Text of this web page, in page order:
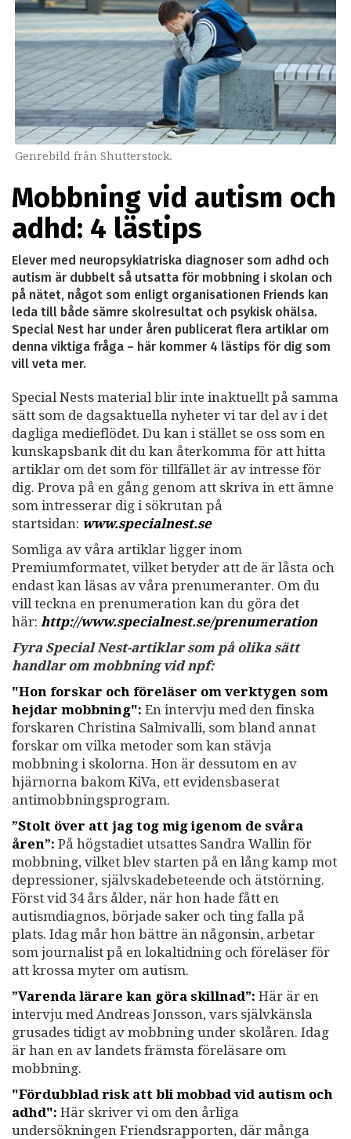
Genrebild från Shutterstock.
Mobbning vid autism och
adhd: 4 lästips
Elever med neuropsykiatriska diagnoser som adhd och
autism är dubbelt så utsatta för mobbning i skolan och
på nätet, något som enligt organisationen Friends kan
leda till både sämre skolresultat och psykisk ohälsa.
Special Nest har under åren publicerat flera artiklar om
denna viktiga fråga – här kommer 4 lästips för dig som
vill veta mer.
Special Nests material blir inte inaktuellt på samma
sätt som de dagsaktuella nyheter vi tar del av i det
dagliga medieflödet. Du kan i stället se oss som en
kunskapsbank dit du kan återkomma för att hitta
artiklar om det som för tillfället är av intresse för
dig. Prova på en gång genom att skriva in ett ämne
som intresserar dig i sökrutan på
startsidan: www.specialnest.se
Somliga av våra artiklar ligger inom
Premiumformatet, vilket betyder att de är låsta och
endast kan läsas av våra prenumeranter. Om du
vill teckna en prenumeration kan du göra det
här: http://www.specialnest.se/prenumeration
Fyra Special Nest-artiklar som på olika sätt
handlar om mobbning vid npf:
"Hon forskar och föreläser om verktygen som
hejdar mobbning": En intervju med den finska
forskaren Christina Salmivalli, som bland annat
forskar om vilka metoder som kan stävja
mobbning i skolorna. Hon är dessutom en av
hjärnorna bakom KiVa, ett evidensbaserat
antimobbningsprogram.
”Stolt över att jag tog mig igenom de svåra
åren”: På högstadiet utsattes Sandra Wallin för
mobbning, vilket blev starten på en lång kamp mot
depressioner, självskadebeteende och ätstörning.
Först vid 34 års ålder, när hon hade fått en
autismdiagnos, började saker och ting falla på
plats. Idag mår hon bättre än någonsin, arbetar
som journalist på en lokaltidning och föreläser för
att krossa myter om autism.
”Varenda lärare kan göra skillnad”: Här är en
intervju med Andreas Jonsson, vars självkänsla
grusades tidigt av mobbning under skolåren. Idag
är han en av landets främsta föreläsare om
mobbning.
"Fördubblad risk att bli mobbad vid autism och
adhd": Här skriver vi om den årliga
undersökningen Friendsrapporten, där många